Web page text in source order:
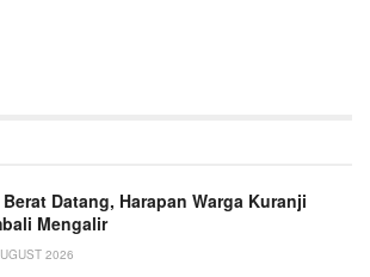
Datang, Harapan Warga Kuranji
Mengalir
2026